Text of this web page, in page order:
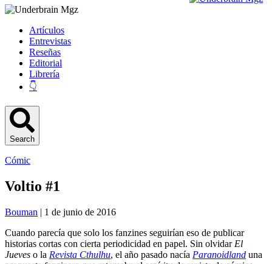
Artículos
Entrevistas
Reseñas
Editorial
Librería
👇
Search
Cómic
Voltio #1
Bouman | 1 de junio de 2016
Cuando parecía que solo los fanzines seguirían eso de publicar
historias cortas con cierta periodicidad en papel. Sin olvidar El
Jueves o la Revista Cthulhu, el año pasado nacía Paranoidland una